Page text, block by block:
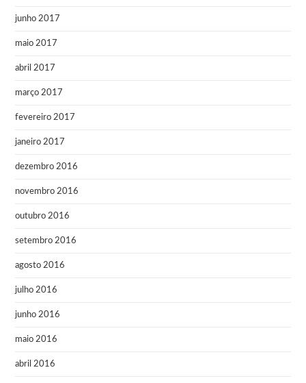
junho 2017
maio 2017
abril 2017
março 2017
fevereiro 2017
janeiro 2017
dezembro 2016
novembro 2016
outubro 2016
setembro 2016
agosto 2016
julho 2016
junho 2016
maio 2016
abril 2016